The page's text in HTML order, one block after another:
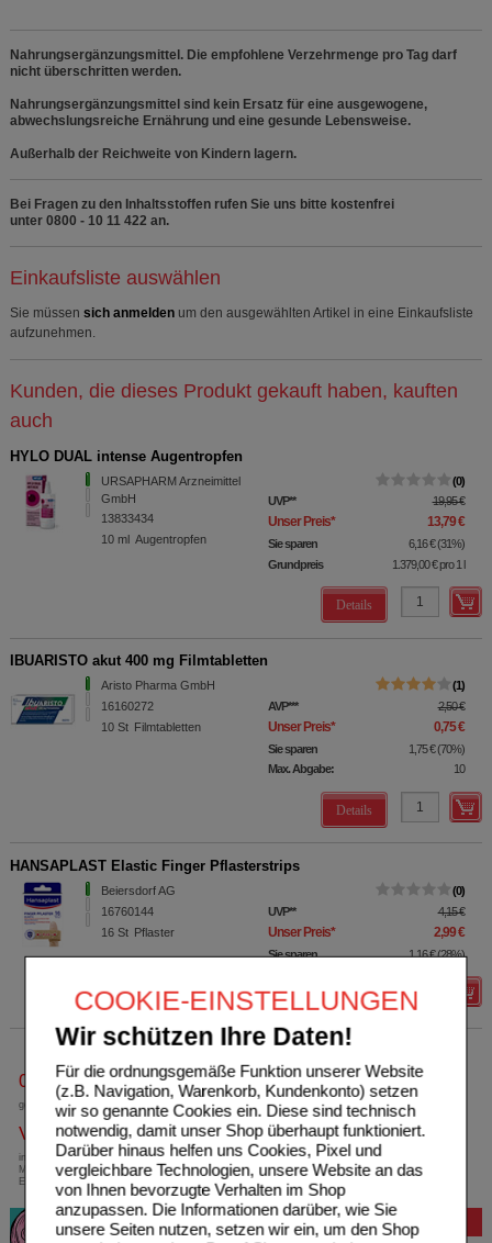
COOKIE-EINSTELLUNGEN
Wir schützen Ihre Daten!
Für die ordnungsgemäße Funktion unserer Website
(z.B. Navigation, Warenkorb, Kundenkonto) setzen
wir so genannte Cookies ein. Diese sind technisch
notwendig, damit unser Shop überhaupt funktioniert.
Darüber hinaus helfen uns Cookies, Pixel und
vergleichbare Technologien, unsere Website an das
von Ihnen bevorzugte Verhalten im Shop
anzupassen. Die Informationen darüber, wie Sie
unsere Seiten nutzen, setzen wir ein, um den Shop
Nahrungsergänzungsmittel. Die empfohlene Verzehrmenge pro Tag darf
nicht überschritten werden.
Nahrungsergänzungsmittel sind kein Ersatz für eine ausgewogene,
abwechslungsreiche Ernährung und eine gesunde Lebensweise.
Außerhalb der Reichweite von Kindern lagern.
Bei Fragen zu den Inhaltsstoffen rufen Sie uns bitte kostenfrei
unter 0800 - 10 11 422 an.
Einkaufsliste auswählen
Sie müssen sich anmelden um den ausgewählten Artikel in eine Einkaufsliste
aufzunehmen.
Kunden, die dieses Produkt gekauft haben, kauften
auch
HYLO DUAL intense Augentropfen
URSAPHARM Arzneimittel
GmbH
13833434
10 ml Augentropfen
0
UVP** 19,95 €
Unser Preis* 13,79 €
Sie sparen 6,16 € (31%)
Grundpreis
1.379,00 €pro 1 l
Details
IBUARISTO akut 400 mg Filmtabletten
Aristo Pharma GmbH
16160272
10 St Filmtabletten
1
AVP*** 2,50 €
Unser Preis* 0,75 €
Sie sparen 1,75 € (70%)
Max. Abgabe:
10
Details
HANSAPLAST Elastic Finger Pflasterstrips
Beiersdorf AG
16760144
16 St Pflaster
0
UVP** 4,15 €
Unser Preis* 2,99 €
Sie sparen 1,16 €(28%)
Details
0800-10 11 422
gebührenfreie Rufnummer
Versandkostenfrei
innerhalb Deutschlands bei einem
Mindestbestellwert von 13,99 Euro oder bei
Einsendung eines Kassenrezeptes
Bewertung